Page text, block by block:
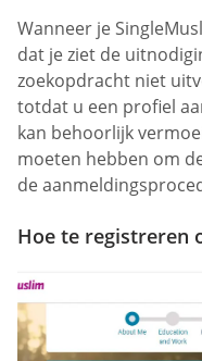
Wanneer je
dat je ziet de
zoekopdracht niet
totdat u een profiel
kan behoorlijk
moeten hebben om
de
Hoe te registreren